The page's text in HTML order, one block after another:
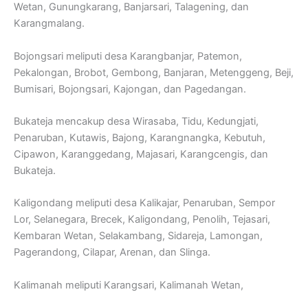
Wetan, Gunungkarang, Banjarsari, Talagening, dan
Karangmalang.
Bojongsari meliputi desa Karangbanjar, Patemon,
Pekalongan, Brobot, Gembong, Banjaran, Metenggeng, Beji,
Bumisari, Bojongsari, Kajongan, dan Pagedangan.
Bukateja mencakup desa Wirasaba, Tidu, Kedungjati,
Penaruban, Kutawis, Bajong, Karangnangka, Kebutuh,
Cipawon, Karanggedang, Majasari, Karangcengis, dan
Bukateja.
Kaligondang meliputi desa Kalikajar, Penaruban, Sempor
Lor, Selanegara, Brecek, Kaligondang, Penolih, Tejasari,
Kembaran Wetan, Selakambang, Sidareja, Lamongan,
Pagerandong, Cilapar, Arenan, dan Slinga.
Kalimanah meliputi Karangsari, Kalimanah Wetan,